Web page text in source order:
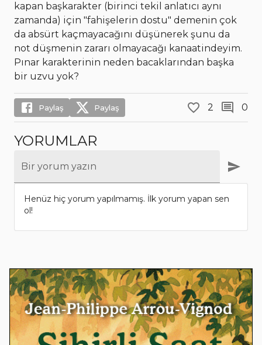
kapan başkarakter (birinci tekil anlatıcı aynı
zamanda) için "fahişelerin dostu" demenin çok
da absürt kaçmayacağını düşünerek şunu da
not düşmenin zararı olmayacağı kanaatindeyim.
Pınar karakterinin neden bacaklarından başka
bir uzvu yok?
Paylaş Paylaş 2 0
YORUMLAR
Bir yorum yazın
Henüz hiç yorum yapılmamış. İlk yorum yapan sen
ol!